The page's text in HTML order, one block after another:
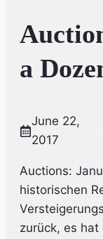
a
June 22,
2017
Auctions:
historischen
zurück, es